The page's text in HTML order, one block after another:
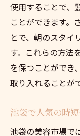
使用することで、
ことができます。
とで、朝のスタイ
す。これらの方法
を保つことができ
取り入れることが
池袋で人気の時
池袋の美容市場で